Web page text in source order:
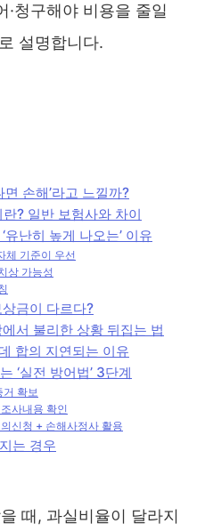
청구해야 비용을 줄일
설명합니다.
면 손해’라고 느낄까?
란? 일반 보험사와 차이
난히 높게 나오는’ 이유
체 기준이 우선
상 가능성
금이 다르다?
서 불리한 상황 뒤집는 법
합의 지연되는 이유
‘실전 방어법’ 3단계
확보
사내용 확인
신청 + 손해사정사 활용
는 경우